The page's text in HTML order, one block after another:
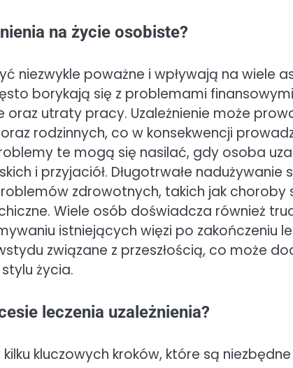
na życie osobiste?
niezwykle poważne i wpływają na wiele
borykają się z problemami finansowymi
utraty pracy. Uzależnienie może
rodzinnych, co w konsekwencji
te mogą się nasilać, gdy osoba
i przyjaciół. Długotrwałe nadużywanie
zdrowotnych, takich jak choroby
Wiele osób doświadcza również
istniejących więzi po zakończeniu
związane z przeszłością, co może
życia.
leczenia uzależnienia?
kluczowych kroków, które są